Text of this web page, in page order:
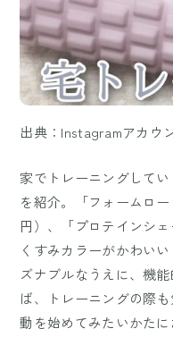
出典：Instagramアカウ
家でトレーニングして
を紹介。「フォームロ
円）、「プロテインシ
くすみカラーがかわい
ズナブルなうえに、機
ば、トレーニングの際
動を始めてみたいかたに